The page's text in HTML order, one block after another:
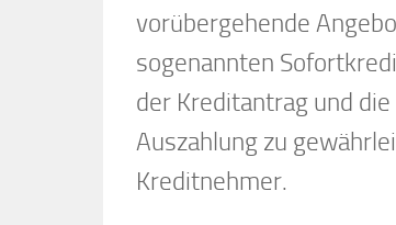
vorübergehende
sogenannten
der Kreditantrag und
Auszahlung zu
Kreditnehmer.